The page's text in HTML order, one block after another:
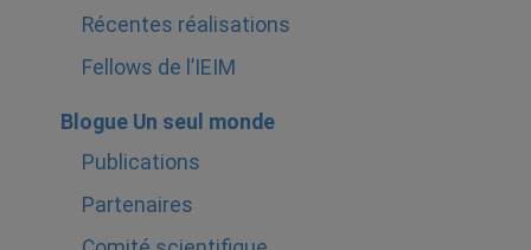
Récentes réalisations
Fellows de l’IEIM
Blogue Un seul monde
Publications
Partenaires